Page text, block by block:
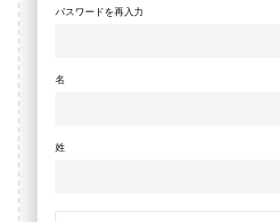
パスワードを再入力
名
姓